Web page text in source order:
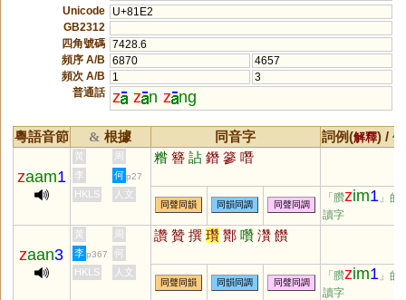
Unicode
U+81E2
GB2312
四角號碼 7428.6
頻序 A/B
6870
4657
頻次 A/B
1
3
普通話 z z n z ng
粵語音節 & 根據 同音字 詞例(解釋) /
zaam1
黃 周 糌 簪 詀 鐕 篸 噆
李 何 p27
HKLS 人文
同聲同韻 同韻同調 同聲同調
「臢zim1 」的
讀字
zaan3
黃 周 讚 贊 撰 瓚 酇 囋 灒 饡
李 p367
何
HKLS
人文
同聲同韻 同韻同調 同聲同調
「臢zim1 」的
讀字